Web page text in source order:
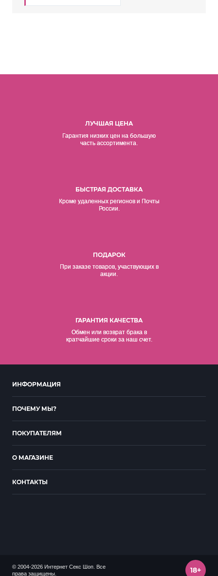
ЛУЧШАЯ ЦЕНА
Гарантия низких цен на большую
часть ассортимента.
БЫСТРАЯ ДОСТАВКА
Кроме удаленных регионов и Почты
России.
ПОДАРОК
При заказе товаров, участвующих в
акции.
ГАРАНТИЯ КАЧЕСТВА
Обмен или возврат брака в
кратчайшие сроки за наш счет.
ИНФОРМАЦИЯ
ПОЧЕМУ МЫ?
ПОКУПАТЕЛЯМ
О МАГАЗИНЕ
КОНТАКТЫ
© 2004-2026 Интернет Секс Шоп. Все
права защищены.
18+